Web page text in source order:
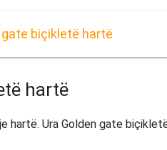
gate biçikletë hartë
hartë
hartë. Ura Golden gate